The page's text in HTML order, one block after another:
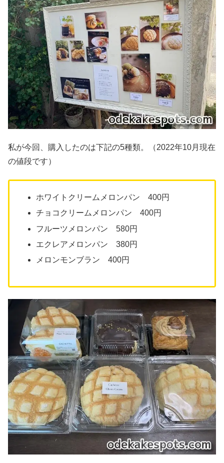
私が今回、購入したのは下記の5種類。（2022年10月現在
の値段です）
ホワイトクリームメロンパン 400円
チョコクリームメロンパン 400円
フルーツメロンパン 580円
エクレアメロンパン 380円
メロンモンブラン 400円